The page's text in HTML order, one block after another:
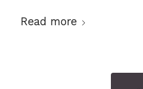
Read more